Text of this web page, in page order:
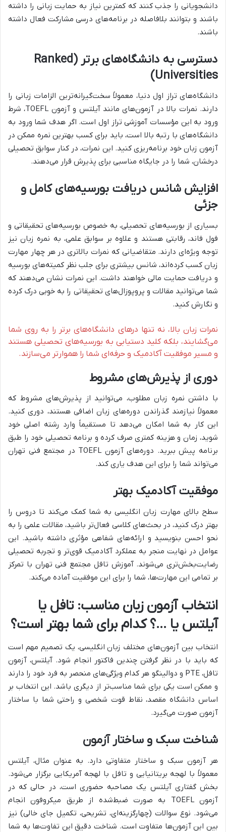
دانشجویانی را جذب کنند که کمترین نیاز به حمایت زبانی را داشته
باشند و بتوانند بلافاصله در برنامه‌های درسی مشارکت فعال داشته
باشند.
دسترسی به دانشگاه‌های برتر (Ranked
Universities)
دانشگاه‌های تراز اول دنیا، معمولاً سخت‌گیرانه‌ترین الزامات زبانی را
دارند. نمرات بالا در آزمون‌های مانند آیلتس و آزمون TOEFL، شرط
ورود به این مؤسسات آموزشی تراز اول است. اگر هدف شما ورود به
دانشگاه‌های با رتبه بالا است، باید برای کسب بهترین نمره ممکن در
آزمون زبان خود برنامه‌ریزی کنید. این نمرات، در کنار سوابق تحصیلی
درخشان، شما را در جایگاه مناسبی برای پذیرش قرار می‌دهند.
افزایش شانس دریافت بورسیه‌های کامل و
جزئی
بسیاری از بورسیه‌های تحصیلی، به خصوص بورسیه‌های تحقیقاتی و
فول فاند، رقابتی هستند و علاوه بر سوابق علمی، به نمره زبان نیز
توجه ویژه‌ای دارند. متقاضیانی که نمرات بالاتری در هر چهار مهارت
زبان کسب کرده‌اند، شانس بیشتری برای جلب نظر کمیته‌های بورسیه
و دریافت حمایت مالی خواهند داشت. این نمرات نشان می‌دهند که
شما می‌توانید مقالات و پروپوزال‌های تحقیقاتی را به خوبی درک کرده
و نگارش کنید.
نمرات زبان بالا، نه تنها درهای دانشگاه‌های برتر را به روی شما
می‌گشایند، بلکه کلید دستیابی به بورسیه‌های تحصیلی هستند
و مسیر موفقیت آکادمیک و حرفه‌ای شما را هموارتر می‌سازند.
دوری از پذیرش‌های مشروط
با داشتن نمره زبان مطلوب، می‌توانید از پذیرش‌های مشروط که
معمولاً نیازمند گذراندن دوره‌های زبان اضافی هستند، دوری کنید.
این کار به شما امکان می‌دهد تا مستقیماً وارد رشته اصلی خود
شوید، زمان و هزینه کمتری صرف کرده و برنامه تحصیلی خود را طبق
برنامه پیش ببرید. دوره‌های آزمون TOEFL در مجتمع فنی تهران
می‌تواند شما را برای این هدف یاری کند.
موفقیت آکادمیک بهتر
سطح بالای مهارت زبان انگلیسی به شما کمک می‌کند تا دروس را
بهتر درک کنید، در بحث‌های کلاسی فعال‌تر باشید، مقالات علمی را به
نحو احسن بنویسید و ارائه‌های شفاهی مؤثری داشته باشید. این
عوامل در نهایت منجر به عملکرد آکادمیک قوی‌تر و تجربه تحصیلی
رضایت‌بخش‌تری می‌شوند. آموزش تافل مجتمع فنی تهران با تمرکز
بر تمامی این مهارت‌ها، شما را برای این موفقیت آماده می‌کند.
انتخاب آزمون زبان مناسب: تافل یا
آیلتس یا …؟ کدام برای شما بهتر است؟
انتخاب بین آزمون‌های مختلف زبان انگلیسی، یک تصمیم مهم است
که باید با در نظر گرفتن چندین فاکتور انجام شود. آیلتس، آزمون
تافل، PTE و دوالینگو هر کدام ویژگی‌های منحصر به فرد خود را دارند
و ممکن است یکی برای شما مناسب‌تر از دیگری باشد. این انتخاب بر
اساس دانشگاه مقصد، نقاط قوت شخصی و راحتی شما با ساختار
آزمون صورت می‌گیرد.
شناخت سبک و ساختار آزمون
هر آزمون سبک و ساختار متفاوتی دارد. به عنوان مثال، آیلتس
معمولاً با لهجه بریتانیایی و تافل با لهجه آمریکایی برگزار می‌شود.
بخش گفتاری آیلتس یک مصاحبه حضوری است، در حالی که در
آزمون TOEFL به صورت ضبط‌شده از طریق میکروفون انجام
می‌شود. نوع سوالات (چهارگزینه‌ای، تشریحی، تکمیل جای خالی) نیز
بین این آزمون‌ها متفاوت است. شناخت دقیق این تفاوت‌ها به شما